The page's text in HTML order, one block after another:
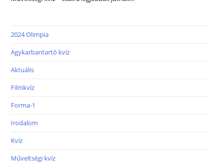
2024 Olimpia
Agykarbantartó kvíz
Aktuális
Filmkvíz
Forma-1
Irodalom
Kvíz
Műveltségi kvíz